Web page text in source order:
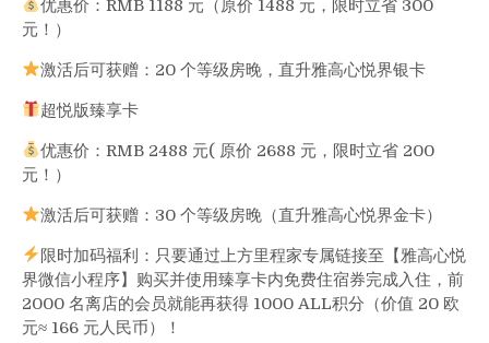
优惠价：RMB 1188 元（原价 1488 元，限时立省 300
元！）
激活后可获赠：20 个等级房晚，直升雅高心悦界银卡
超悦版臻享卡
优惠价：RMB 2488 元( 原价 2688 元，限时立省 200
元！）
激活后可获赠：30 个等级房晚（直升雅高心悦界金卡）
限时加码福利：只要通过上方里程家专属链接至【雅高心悦
界微信小程序】购买并使用臻享卡内免费住宿券完成入住，前
2000 名离店的会员就能再获得 1000 ALL积分（价值 20 欧
元≈ 166 元人民币）！